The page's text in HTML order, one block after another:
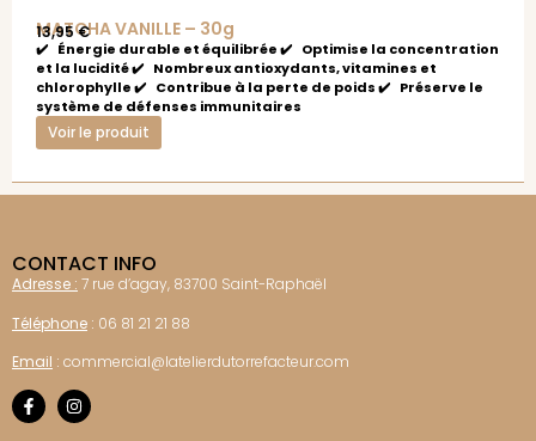
MATCHA VANILLE – 30g
13,95€
✔️ Énergie durable et équilibrée ✔️ Optimise la concentration
et la lucidité ✔️ Nombreux antioxydants, vitamines et
chlorophylle ✔️ Contribue à la perte de poids ✔️ Préserve le
système de défenses immunitaires
Voir le produit
CONTACT INFO
Adresse : 7 rue d’agay, 83700 Saint-Raphaël
Téléphone : 06 81 21 21 88
Email : commercial@latelierdutorrefacteur.com